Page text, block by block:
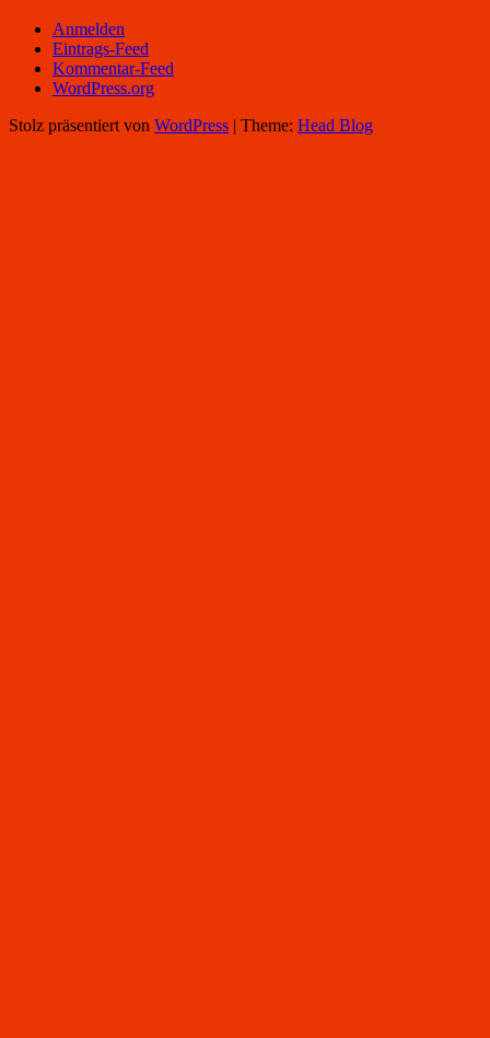
Anmelden
Eintrags-Feed
Kommentar-Feed
WordPress.org
Stolz präsentiert von WordPress | Theme: Head Blog